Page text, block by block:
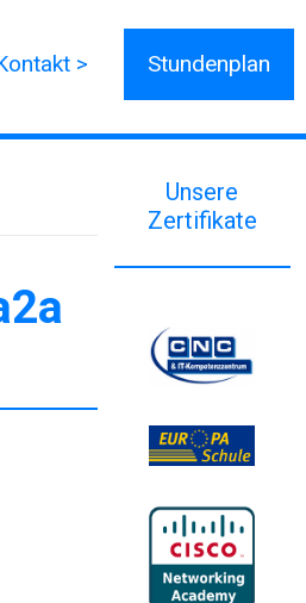
> Stundenplan
Unsere
Zertifikate